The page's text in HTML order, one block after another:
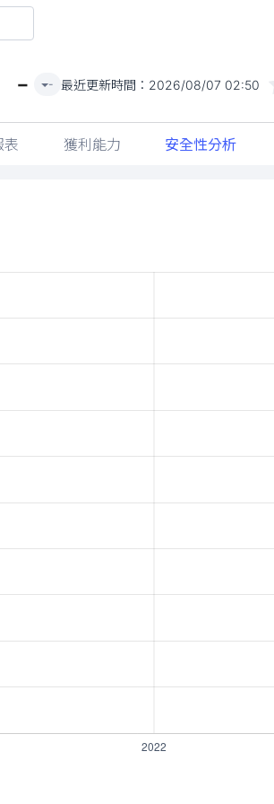
- - 最近更新時間： 2026/08/07 02:50
表 獲利能力 安全性分析